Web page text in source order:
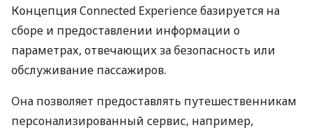
Концепция Connected Experience базируется на
сборе и предоставлении информации о
параметрах, отвечающих за безопасность или
обслуживание пассажиров.
Она позволяет предоставлять путешественникам
персонализированный сервис, например,